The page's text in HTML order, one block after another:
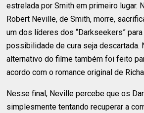
estrelada por Smith em primeiro lugar.
Robert Neville, de Smith, morre,
um dos líderes dos “Darkseekers”
possibilidade de cura seja descartada.
alternativo do filme também foi feito
acordo com o romance original de
Nesse final, Neville percebe que os
simplesmente tentando recuperar a